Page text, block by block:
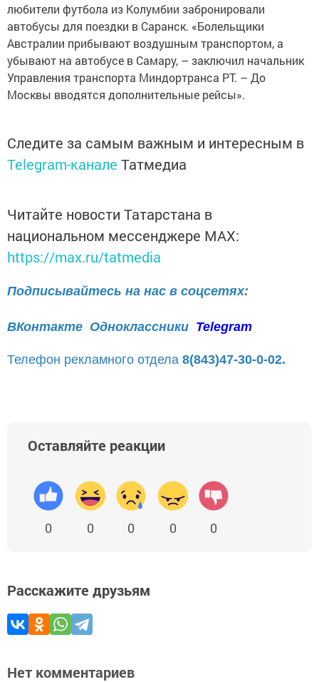
любители футбола из Колумбии забронировали
автобусы для поездки в Саранск. «Болельщики
Австралии прибывают воздушным транспортом, а
убывают на автобусе в Самару, – заключил начальник
Управления транспорта Миндортранса РТ. – До
Москвы вводятся дополнительные рейсы».
Следите за самым важным и интересным в
Telegram-канале Татмедиа
Читайте новости Татарстана в
национальном мессенджере MАХ:
https://max.ru/tatmedia
Подписывайтесь на нас в соцсетях:
ВКонтакте Одноклассники Telegram
Телефон рекламного отдела 8(843)47-30-0-02.
Оставляйте реакции
0 0 0 0 0
Расскажите друзьям
Нет комментариев